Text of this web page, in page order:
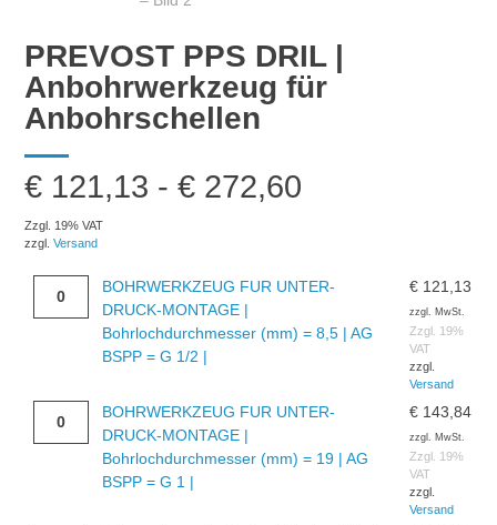
PREVOST PPS DRIL |
Anbohrwerkzeug für
Anbohrschellen
€ 121,13 -€ 272,60
Zzgl. 19% VAT
zzgl.Versand
BOHRWERKZEUG
Bohrlochdurchmesser
(mm)
BOHRWERKZEUG FUR UNTER-
DRUCK-MONTAGE |
Bohrlochdurchmesser (mm) = 8,5 | AG
BSPP = G 1/2 |
€ 121,13
zzgl. MwSt.
Zzgl. 19%
VAT
zzgl.
Versand
BOHRWERKZEUGBOHRWERKZEUG FUR UNTER-
DRUCK-MONTAGE |
Bohrlochdurchmesser (mm) = 19 | AG
BSPP = G 1 |
€ 143,84
zzgl. MwSt.
Zzgl. 19%
VAT
zzgl.
Versand